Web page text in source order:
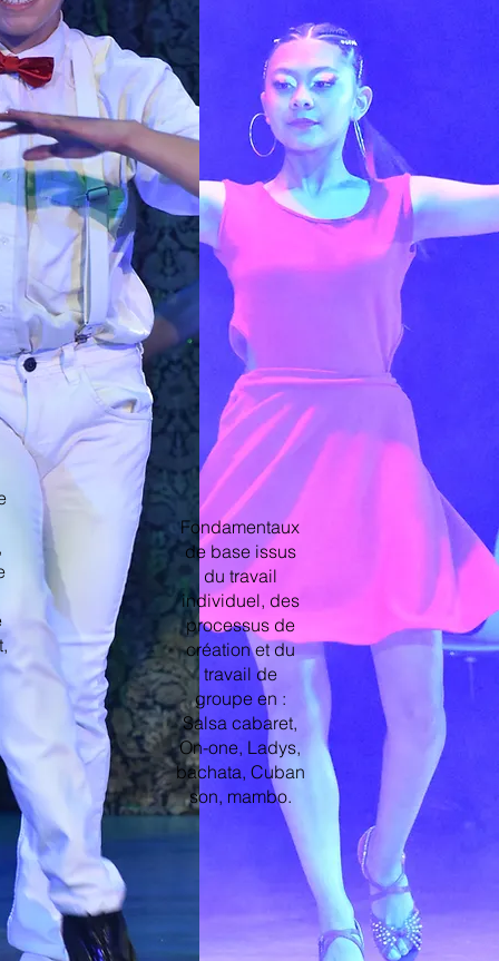
Fondamentaux
de base issus
du travail
individuel, des
processus de
création et du
travail de
groupe en :
Salsa cabaret,
On-one, Ladys,
bachata, Cuban
son, mambo.